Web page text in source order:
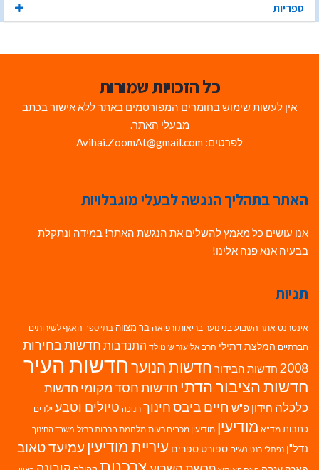
ספריות
כל הזכויות שמורות
אין לעשות שימוש בחומרים המפורסמים באתר ללא אישור בכתב
מבעלי האתר.
לפרטים: Avihai.ZoomAt@gmail.com
האתר בתהליך הנגשה לבעלי מוגבלויות
אנו עושים כל מאמץ להשלים את הנגשת האתר! במידה ונתקלת
בבעיה אנא פנה אלינו!
תגיות
אינטרנט אתר השבוע בני נוער בריאות ורפואה בר מצווה בתי ספר האגף לשירותים
חברתיים המלצת דתילי הרב אליעזר שינוולד התנדבות חדשות בחירות
2008 חדשות הבידור חדשות הנוערחדשות העיר
חדשות הציבור הדתי חדשות חסד מקומי חדשות
כלכלה חידון פ"ש חיים ביבסחינוך חנוכה טיולים וטבע ילדים
כתבות מד"א מודיעין מודיעין מכבים רעות מלחמת חרבות ברזל משרד החינוך
נדל"ן נפתלי בנט נשים ספורט ספרים עיריית מודיעין עמיעד טאוב